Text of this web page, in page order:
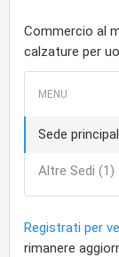
Commercio al
calzature per
Sede
Altre Sedi (1)
Registrati per
rimanere